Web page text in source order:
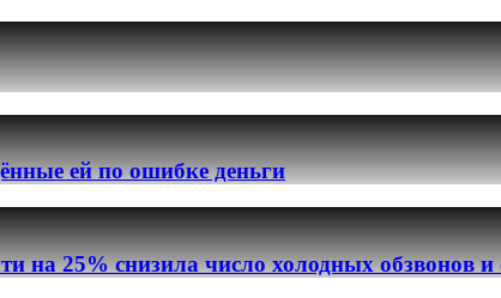
ей по ошибке деньги
на 25% снизила число холодных обзвонов и